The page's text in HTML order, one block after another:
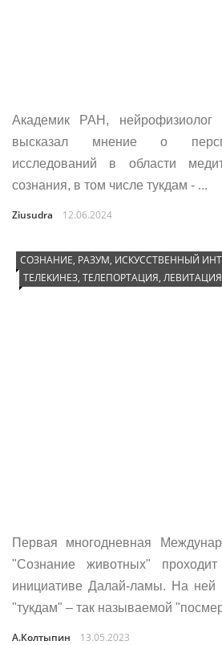
Академик РАН, нейрофизиолог
высказал мнение о
исследований в области
сознания, в том числе тукдам - ...
Ziusudra 12.06.2024
СОЗНАНИЕ, РАЗУМ, ИСКУССТВЕННЫЙ
ТЕЛЕКИНЕЗ, ТЕЛЕПОРТАЦИЯ,
Первая многодневная
"Сознание животных"
инициативе Далай-ламы. На ней
"тукдам" – так называемой
А.Колтыпин 13.05.2023